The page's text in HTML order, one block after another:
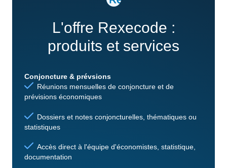
L'offre Rexecode :
produits et services
Conjoncture & prévsions
Réunions mensuelles de conjoncture et de
prévisions économiques
Dossiers et notes conjoncturelles, thématiques ou
statistiques
Accès direct à l'équipe d'économistes, statistique,
documentation